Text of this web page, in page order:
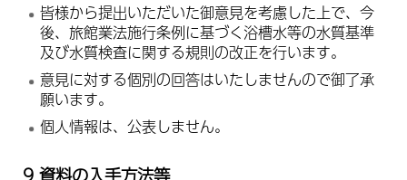
皆様から提出いただいた御意見を考慮した上で、今
後、旅館業法施行条例に基づく浴槽水等の水質基準
及び水質検査に関する規則の改正を行います。
意見に対する個別の回答はいたしませんので御了承
願います。
個人情報は、公表しません。